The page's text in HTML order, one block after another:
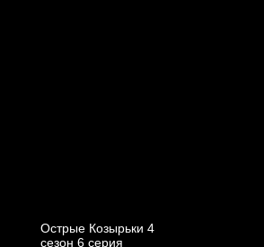
Острые Козырьки 4
cезон 6 cерия